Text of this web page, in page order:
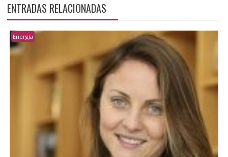
ENTRADAS RELACIONADAS
Energía